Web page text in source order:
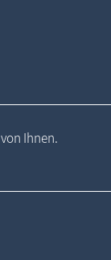
von Ihnen.